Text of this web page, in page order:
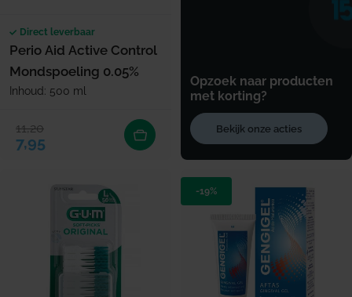
Direct leverbaar
Perio Aid Active Control
Mondspoeling 0.05%
Inhoud: 500 ml
Verkoopprijs
7,95
Normale prijs
11,20
Opzoek naar producten
met korting?
Bekijk onze acties
-19%